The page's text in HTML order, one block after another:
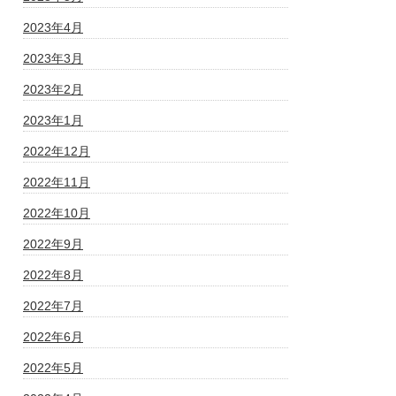
2023年4月
2023年3月
2023年2月
2023年1月
2022年12月
2022年11月
2022年10月
2022年9月
2022年8月
2022年7月
2022年6月
2022年5月